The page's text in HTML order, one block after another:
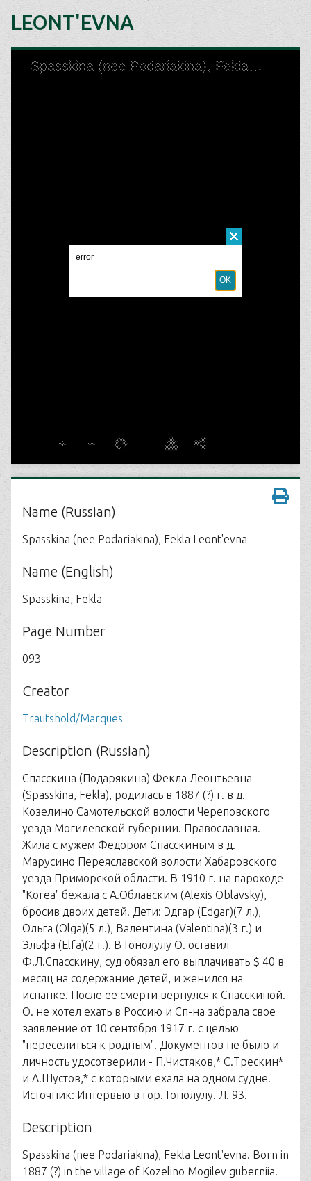
LEONT'EVNA
Name (Russian)
Spasskina (nee Podariakina), Fekla Leont'evna
Name (English)
Spasskina, Fekla
Page Number
093
Creator
Trautshold/Marques
Description (Russian)
Спасскина (Подарякина) Фекла Леонтьевна
(Spasskina, Fekla), родилась в 1887 (?) г. в д.
Козелино Самотельской волости Череповского
уезда Могилевской губернии. Православная.
Жила с мужем Федором Спасскиным в д.
Марусино Переяславской волости Хабаровского
уезда Приморской области. В 1910 г. на пароходе
"Korea" бежала с А.Облавским (Alexis Oblavsky),
бросив двоих детей. Дети: Эдгар (Edgar)(7 л.),
Ольга (Olga)(5 л.), Валентина (Valentina)(3 г.) и
Эльфа (Elfa)(2 г.). В Гонолулу О. оставил
Ф.Л.Спасскину, суд обязал его выплачивать $ 40 в
месяц на содержание детей, и женился на
испанке. После ее смерти вернулся к Спасскиной.
О. не хотел ехать в Россию и Сп-на забрала свое
заявление от 10 сентября 1917 г. с целью
"переселиться к родным". Документов не было и
личность удосотверили - П.Чистяков,* С.Трескин*
и А.Шустов,* с которыми ехала на одном судне.
Источник: Интервью в гор. Гонолулу. Л. 93.
Description
Spasskina (nee Podariakina), Fekla Leont'evna. Born in
1887 (?) in the village of Kozelino Mogilev guberniia.